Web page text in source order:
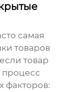
самая
товаров
товар
процесс
факторов: